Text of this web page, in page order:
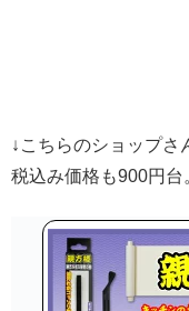
↓こちらのショップさ
税込み価格も900円台